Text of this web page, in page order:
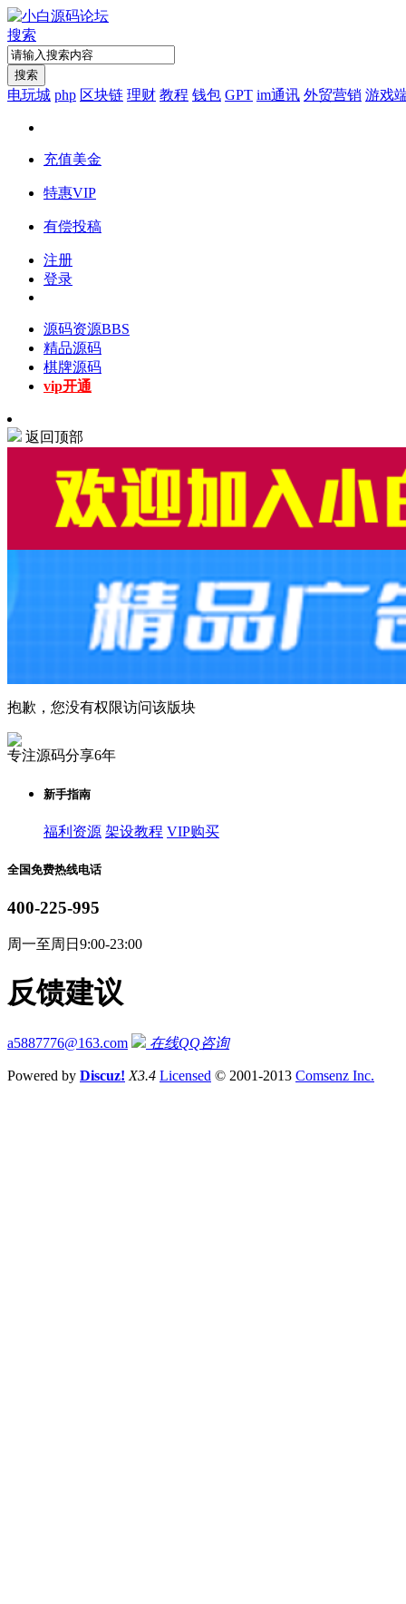
搜索
搜索
电玩城 php 区块链 理财 教程 钱包 GPT im通讯 外贸营销 游戏
充值美金
特惠VIP
有偿投稿
注册
登录
源码资源BBS
精品源码
棋牌源码
vip开通
返回顶部
抱歉，您没有权限访问该版块
专注源码分享6年
新手指南
福利资源 架设教程 VIP购买
全国免费热线电话
400-225-995
周一至周日9:00-23:00
反馈建议
a5887776@163.com 在线QQ咨询
Powered by Discuz! X3.4 Licensed © 2001-2013 Comsenz Inc.